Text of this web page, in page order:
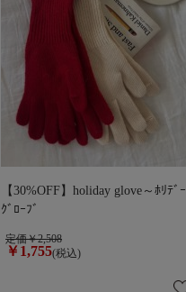
【30%OFF】holiday glove～ﾎﾘﾃﾞｰ
ｸﾞﾛｰﾌﾞ
定価￥2,508
￥1,755(税込)